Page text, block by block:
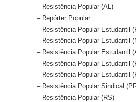
– Resistência Popular (AL)
– Repórter Popular
– Resistência Popular Estudantil
– Resistência Popular Estudantil
– Resistência Popular Estudantil
– Resistência Popular Estudantil
– Resistência Popular Estudantil
– Resistência Popular Sindical
– Resistência Popular (RS)